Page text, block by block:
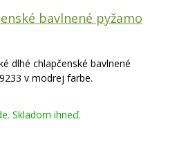
bavlnené pyžamo
dlhé chlapčenské bavlnené
v modrej farbe.
Skladom ihneď.